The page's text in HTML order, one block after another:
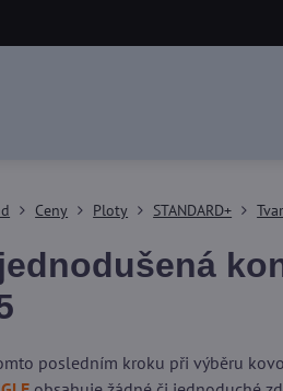
Ceny Ploty STANDARD+
posledním kroku při výběru